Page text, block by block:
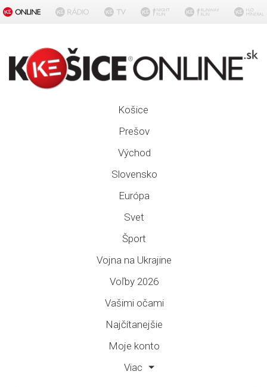
Košice
Prešov
Východ
Slovensko
Európa
Svet
Šport
Vojna na Ukrajine
Voľby 2026
Vašimi očami
Najčítanejšie
Moje konto
Viac